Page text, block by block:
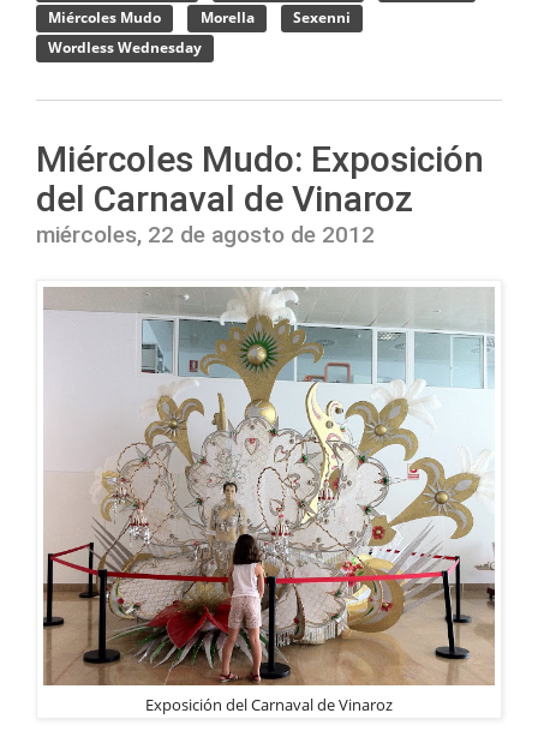
Miércoles Mudo
Morella
Sexenni
Wordless Wednesday
Miércoles Mudo: Exposición
del Carnaval de Vinaroz
miércoles, 22 de agosto de 2012
Exposición del Carnaval de Vinaroz